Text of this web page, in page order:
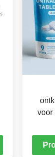
voor